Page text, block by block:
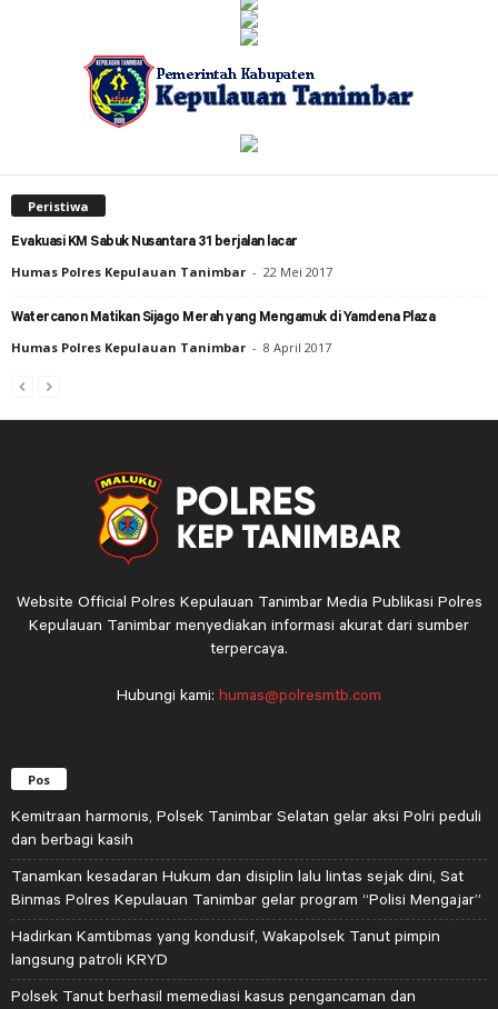
Peristiwa
Evakuasi KM Sabuk Nusantara 31 berjalan lacar
Humas Polres Kepulauan Tanimbar - 22 Mei 2017
Watercanon Matikan Sijago Merah yang Mengamuk di Yamdena Plaza
Humas Polres Kepulauan Tanimbar - 8 April 2017
Website Official Polres Kepulauan Tanimbar Media Publikasi Polres
Kepulauan Tanimbar menyediakan informasi akurat dari sumber
terpercaya.
Hubungi kami: humas@polresmtb.com
Pos
Kemitraan harmonis, Polsek Tanimbar Selatan gelar aksi Polri peduli
dan berbagi kasih
Tanamkan kesadaran Hukum dan disiplin lalu lintas sejak dini, Sat
Binmas Polres Kepulauan Tanimbar gelar program “Polisi Mengajar”
Hadirkan Kamtibmas yang kondusif, Wakapolsek Tanut pimpin
langsung patroli KRYD
Polsek Tanut berhasil memediasi kasus pengancaman dan